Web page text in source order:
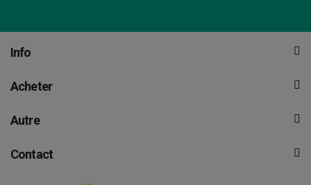
Info
Acheter
Autre
Contact